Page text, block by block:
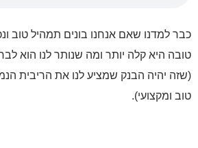
למדנו שאם אנחנו בונים תמהיל טוב
היא קלה יותר ומה שנותר לנו הוא לבחור
יהיה הבנק שמציע לנו את הריבית הנמוכה
ומקצועי).